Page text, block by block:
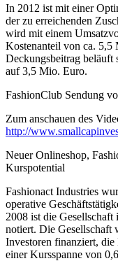
In 2012 ist mit einer
der zu erreichenden
wird mit einem
Kostenanteil von ca. 5,5
Deckungsbeitrag beläuft
auf 3,5 Mio. Euro.
FashionClub Sendung
Zum anschauen des
http://
Neuer Onlineshop,
Kurspotential
Fashionact Industries
operative
2008 ist die
notiert. Die Gesellschaft
Investoren finanziert,
einer Kursspanne von